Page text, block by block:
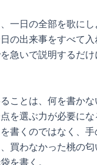
一日の全部を歌に
の出来事をすべて
急いで説明するだ
ことは、何を書か
を選ぶ力が必要に
書くのではなく、
買わなかった桃の
を書く。